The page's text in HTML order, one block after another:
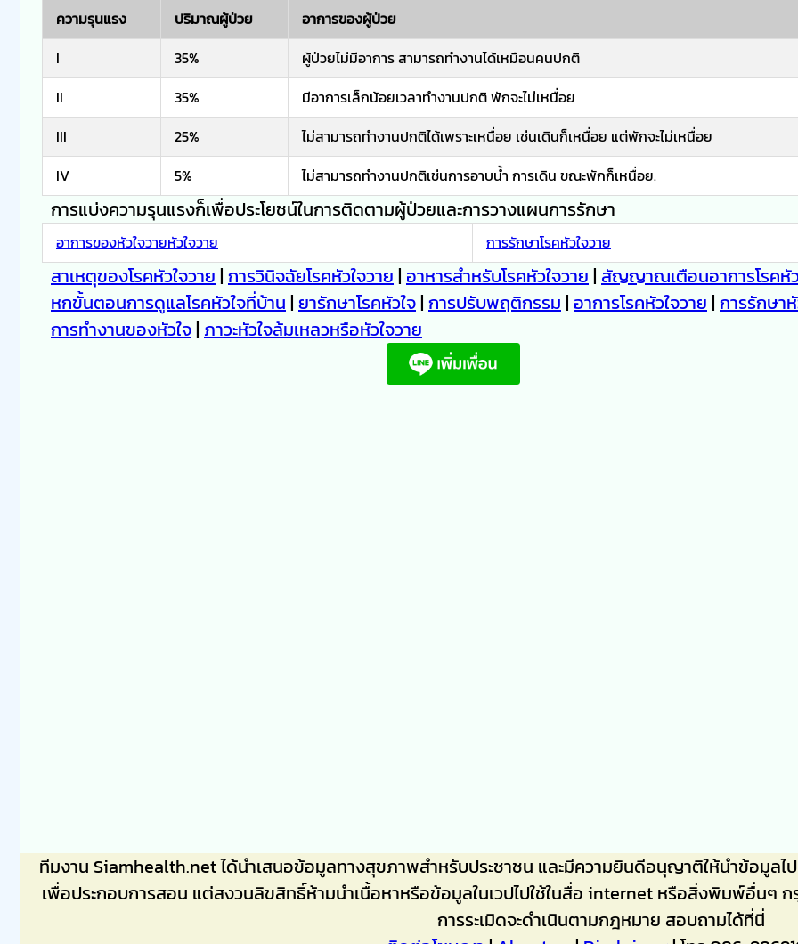
ความรุนแรง ปริมาณผู้ป่วย
อาการของผู้ป่วย
I
35%
ผู้ป่วยไม่มีอาการ สามารถทำงานได้เหมือนคนปกติ
II
35%
มีอาการเล็กน้อยเวลาทำงานปกติ พักจะไม่เหนื่อย
III
25%
ไม่สามารถทำงานปกติได้เพราะเหนื่อย เช่นเดินก็เหนื่อย แต่พักจะไม่เหนื่อย
IV
5% ไม่สามารถทำงานปกติเช่นการอาบน้ำ การเดิน ขณะพักก็เหนื่อย.
การแบ่งความรุนแรงก็เพื่อประโยชน์ในการติดตามผู้ป่วยและการวางแผนการรักษา
อาการของหัวใจวายหัวใจวาย การรักษาโรคหัวใจวาย
สาเหตุของโรคหัวใจวาย| การวินิจฉัยโรคหัวใจวาย| อาหารสำหรับโรคหัวใจวาย| สัญญาณเตือนอาการโรคหัว
หกขั้นตอนการดูแลโรคหัวใจที่บ้าน| ยารักษาโรคหัวใจ| การปรับพฤติกรรม| อาการโรคหัวใจวาย| การรักษา
การทำงานของหัวใจ| ภาวะหัวใจล้มเหลวหรือหัวใจวาย
ทีมงาน Siamhealth.net ได้นำเสนอข้อมูลทางสุขภาพสำหรับประชาชน และมีความยินดีอนุญาติให้นำข้อมูลไ
เพื่อประกอบการสอน แต่สงวนลิขสิทธิ์ห้ามนำเนื้อหาหรือข้อมูลในเวปไปใช้ในสื่อ internet หรือสิ่งพิมพ์อื่นๆ
การระเมิดจะดำเนินตามกฎหมาย สอบถามได้ที่นี่